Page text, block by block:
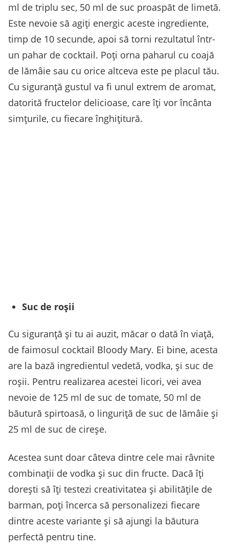
ml de triplu sec, 50 ml de suc proaspăt de limetă.
Este nevoie să agiți energic aceste ingrediente,
timp de 10 secunde, apoi să torni rezultatul într-
un pahar de cocktail. Poți orna paharul cu coajă
de lămâie sau cu orice altceva este pe placul tău.
Cu siguranță gustul va fi unul extrem de aromat,
datorită fructelor delicioase, care îți vor încânta
simțurile, cu fiecare înghițitură.
Suc de roșii
Cu siguranță și tu ai auzit, măcar o dată în viață,
de faimosul cocktail Bloody Mary. Ei bine, acesta
are la bază ingredientul vedetă, vodka, și suc de
roșii. Pentru realizarea acestei licori, vei avea
nevoie de 125 ml de suc de tomate, 50 ml de
băutură spirtoasă, o linguriță de suc de lămâie și
25 ml de suc de cireșe.
Acestea sunt doar câteva dintre cele mai râvnite
combinații de vodka și suc din fructe. Dacă îți
dorești să îți testezi creativitatea și abilitățile de
barman, poți încerca să personalizezi fiecare
dintre aceste variante și să ajungi la băutura
perfectă pentru tine.